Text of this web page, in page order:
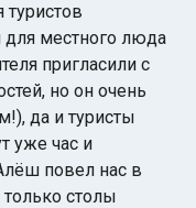
туристов
для местного люда
пригласили с
но он очень
да и туристы
уже час и
повел нас в
столы